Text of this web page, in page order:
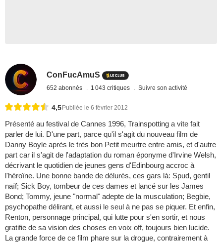
ConFucAmuS
652 abonnés 1 043 critiques Suivre son activité
4,5 Publiée le 6 février 2012
Présenté au festival de Cannes 1996, Trainspotting a vite fait
parler de lui. D'une part, parce qu'il s'agit du nouveau film de
Danny Boyle après le très bon Petit meurtre entre amis, et d'autre
part car il s'agit de l'adaptation du roman éponyme d'Irvine Welsh,
décrivant le quotidien de jeunes gens d'Edinbourg accroc à
l'héroïne. Une bonne bande de délurés, ces gars là: Spud, gentil
naïf; Sick Boy, tombeur de ces dames et lancé sur les James
Bond; Tommy, jeune "normal" adepte de la musculation; Begbie,
psychopathe délirant, et aussi le seul à ne pas se piquer. Et enfin,
Renton, personnage principal, qui lutte pour s'en sortir, et nous
gratifie de sa vision des choses en voix off, toujours bien lucide.
La grande force de ce film phare sur la drogue, contrairement à